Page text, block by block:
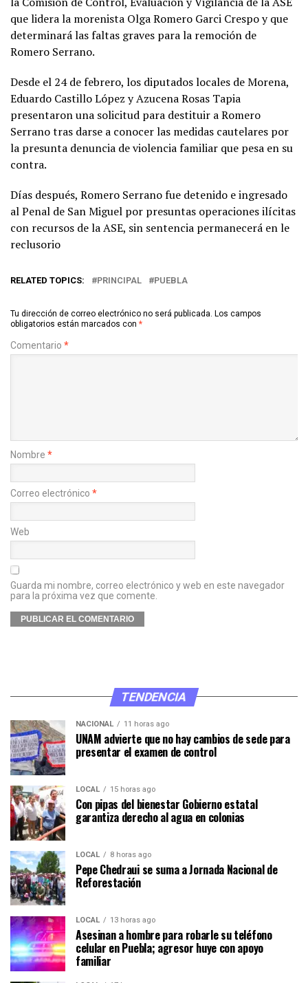
que lidera la morenista Olga Romero Garci Crespo y que
determinará las faltas graves para la remoción de
Romero Serrano.
Desde el 24 de febrero, los diputados locales de Morena,
Eduardo Castillo López y Azucena Rosas Tapia
presentaron una solicitud para destituir a Romero
Serrano tras darse a conocer las medidas cautelares por
la presunta denuncia de violencia familiar que pesa en su
contra.
Días después, Romero Serrano fue detenido e ingresado
al Penal de San Miguel por presuntas operaciones ilícitas
con recursos de la ASE, sin sentencia permanecerá en le
reclusorio
RELATED TOPICS: PRINCIPAL PUEBLA
Tu dirección de correo electrónico no será publicada. Los campos
obligatorios están marcados con *
Comentario *
Nombre *
Correo electrónico *
Web
Guarda mi nombre, correo electrónico y web en este navegador
para la próxima vez que comente.
TENDENCIA
NACIONAL 11 horas ago
UNAM advierte que no hay cambios de sede para
presentar el examen de control
LOCAL 15 horas ago
Con pipas del bienestar Gobierno estatal
garantiza derecho al agua en colonias
LOCAL 8 horas ago
Pepe Chedraui se suma a Jornada Nacional de
Reforestación
LOCAL 13 horas ago
Asesinan a hombre para robarle su teléfono
celular en Puebla; agresor huye con apoyo
familiar